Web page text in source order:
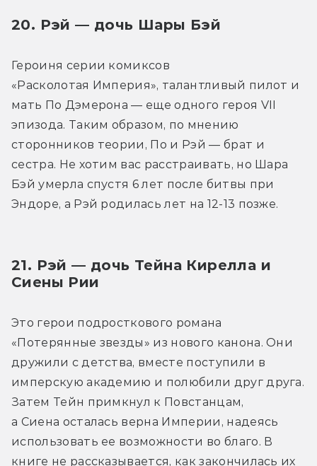
20. Рэй — дочь Шары Бэй
Героиня серии комиксов
«Расколотая Империя», талантливый пилот и
мать По Дэмерона — еще одного героя VII
эпизода. Таким образом, по мнению
сторонников теории, По и Рэй — брат и
сестра. Не хотим вас расстраивать, но Шара
Бэй умерла спустя 6 лет после битвы при
Эндоре, а Рэй родилась лет на 12-13 позже.
21. Рэй — дочь Тейна Кирелла и
Сиены Рии
Это герои подросткового романа
«Потерянные звезды» из нового канона. Они
дружили с детства, вместе поступили в
имперскую академию и полюбили друг друга.
Затем Тейн примкнул к Повстанцам,
а Сиена осталась верна Империи, надеясь
использовать ее возможности во благо. В
книге не рассказывается, как закончилась их